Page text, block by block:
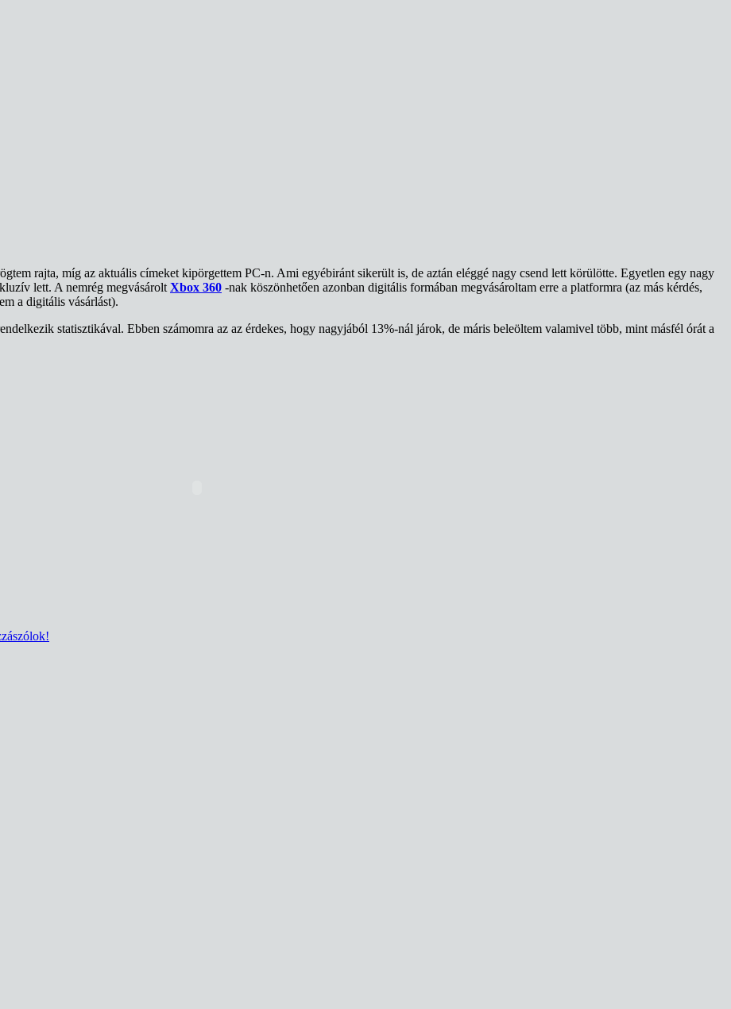
rajta, míg az aktuális címeket kipörgettem PC-n. Ami egyébiránt sikerült is, de aztán eléggé nagy csend lett körülötte. Egyetlen egy nagy
lett. A nemrég megvásárolt Xbox 360 -nak köszönhetően azonban digitális formában megvásároltam erre a platformra (az más kérdés,
a digitális vásárlást).
statisztikával. Ebben számomra az az érdekes, hogy nagyjából 13%-nál járok, de máris beleöltem valamivel több, mint másfél órát a